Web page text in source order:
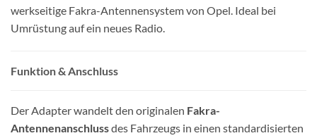
werkseitige Fakra-Antennensystem von Opel. Ideal bei
Umrüstung auf ein neues Radio.
Funktion & Anschluss
Der Adapter wandelt den originalen Fakra-
Antennenanschlussdes Fahrzeugs in einen standardisierten